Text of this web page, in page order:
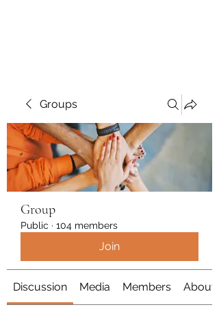
Groups
Group
Public · 104 members
Join
Discussion Media Members About